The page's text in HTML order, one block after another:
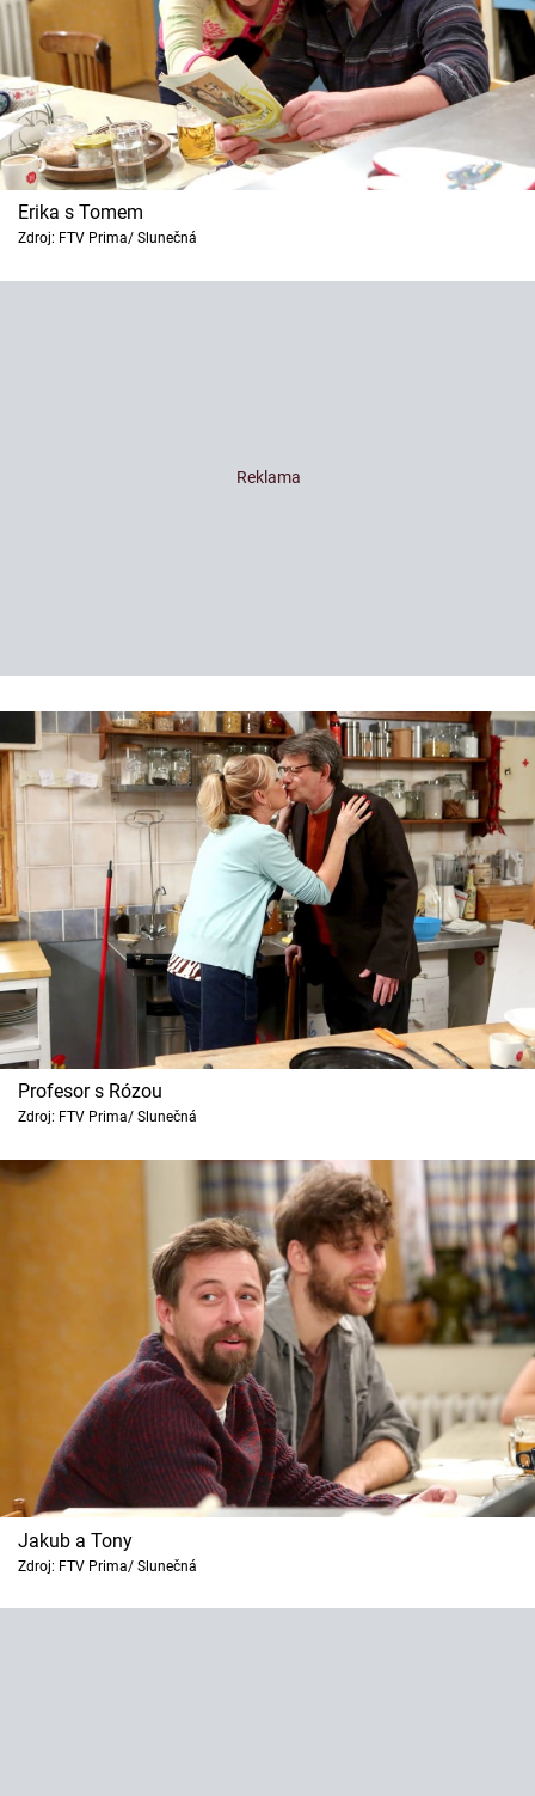
Erika s Tomem
Zdroj: FTV Prima/ Slunečná
Profesor s Rózou
Zdroj: FTV Prima/ Slunečná
Jakub a Tony
Zdroj: FTV Prima/ Slunečná